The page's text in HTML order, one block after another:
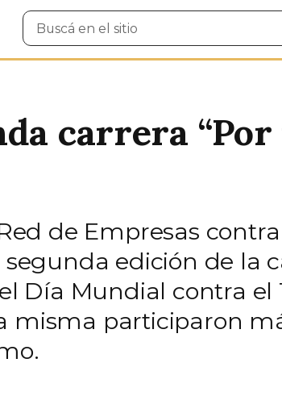
Buscar
en
carrera
de Empresas
edición de la
Día Mundial contra
misma participaron